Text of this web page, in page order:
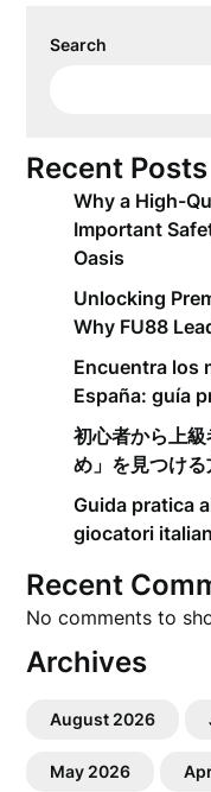
Search
Recent Posts
Why a High-
Important
Oasis
Unlocking
Why FU88
Encuentra los
España: guía
初心者から上
め」を見つけ
Guida pratica
giocatori
Recent
No comments to
Archives
August 2026
May 2026